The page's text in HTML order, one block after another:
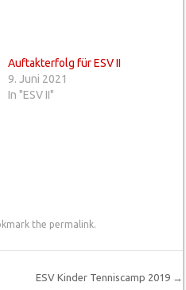
Auftakterfolg für ESV II
9. Juni 2021
In "ESV II"
the permalink.
ESV Kinder Tenniscamp 2019 →